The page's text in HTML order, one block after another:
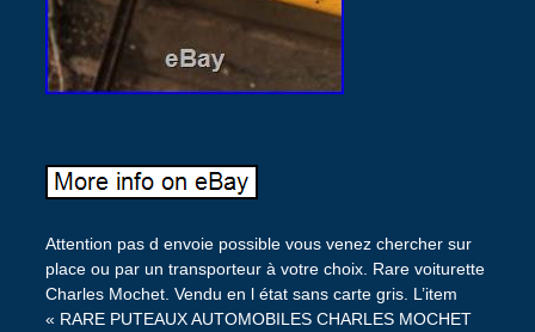
Attention pas d envoie possible vous venez chercher sur
place ou par un transporteur à votre choix. Rare voiturette
Charles Mochet. Vendu en l état sans carte gris. L’item
« RARE PUTEAUX AUTOMOBILES CHARLES MOCHET